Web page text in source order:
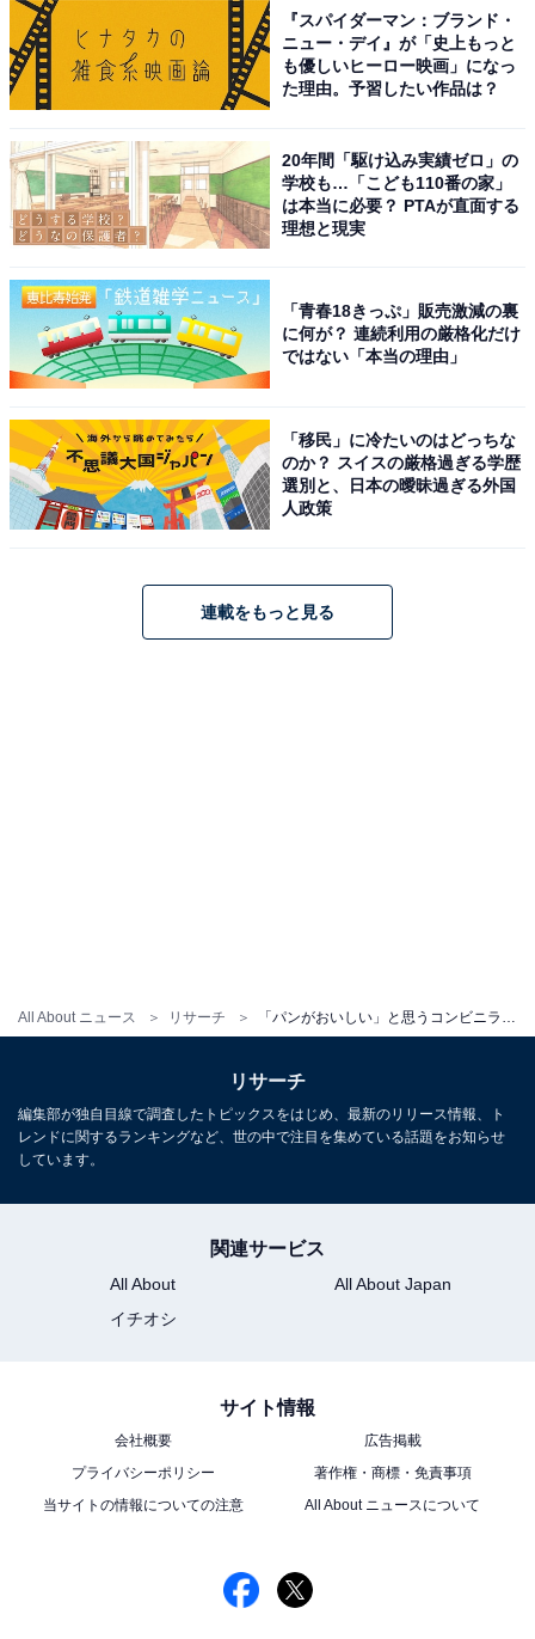
All About ニュース リサーチ
となった場所を聖地巡礼すべくドライブに出かける。
5位までの全ランキング結果を見
る
「スイーツがおいしい」と思うコンビニランキ
『スパイダーマン：ブランド・
ニュー・デイ』が「史上もっと
も優しいヒーロー映画」になっ
た理由。予習したい作品は？
20年間「駆け込み実績ゼロ」の
学校も…「こども110番の家」
は本当に必要？ PTAが直面する
理想と現実
「青春18きっぷ」販売激減の裏
に何が？ 連続利用の厳格化だけ
ではない「本当の理由」
「移民」に冷たいのはどっちな
のか？ スイスの厳格過ぎる学歴
選別と、日本の曖昧過ぎる外国
人政策
連載をもっと見る
リサーチ
編集部が独自目線で調査したトピックスをはじめ、最新のリリース情報、ト
レンドに関するランキングなど、世の中で注目を集めている話題をお知らせ
しています。
関連サービス
All About
All About Japan
イチオシ
サイト情報
会社概要
広告掲載
プライバシーポリシー
著作権・商標・免責事項
当サイトの情報についての注意
All About ニュースについて